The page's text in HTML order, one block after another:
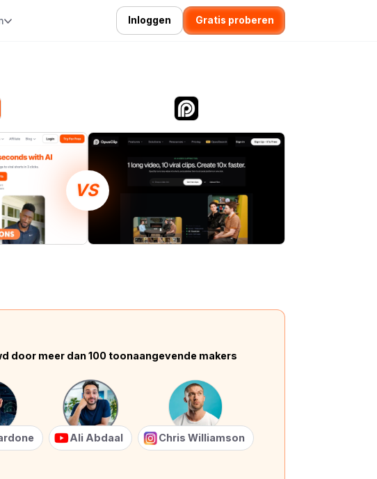
Inloggen Gratis proberen
VS
door meer dan 100 toonaangevende makers
Ali Abdaal Chris Williamson